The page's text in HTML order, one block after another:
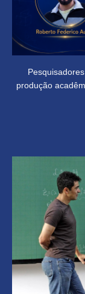
produção